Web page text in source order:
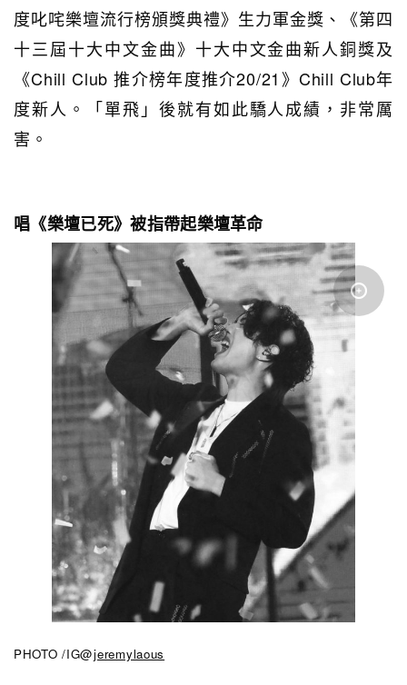
度叱咤樂壇流行榜頒獎典禮》生力軍金獎、《第四
十三屆十大中文金曲》十大中文金曲新人銅獎及
《Chill Club 推介榜年度推介20/21》Chill Club年
度新人。「單飛」後就有如此驕人成績，非常厲
害。
唱《樂壇已死》被指帶起樂壇革命
PHOTO /IG@jeremylaous